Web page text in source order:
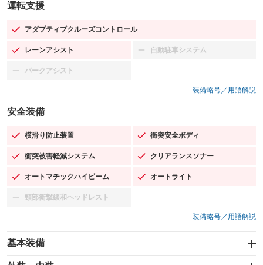
運転支援
アダプティブクルーズコントロール
：装備あり
レーンアシスト
：装備あり 自動駐車システム
：装備なし
パークアシスト
：装備なし
装備略号／用語解説
安全装備
横滑り防止装置
：装備あり 衝突安全ボディ
：装備あり
衝突被害軽減システム
：装備あり クリアランスソナー
：装備あり
オートマチックハイビーム
：装備あり オートライト
：装備あり
頸部衝撃緩和ヘッドレスト
：装備なし
装備略号／用語解説
基本装備